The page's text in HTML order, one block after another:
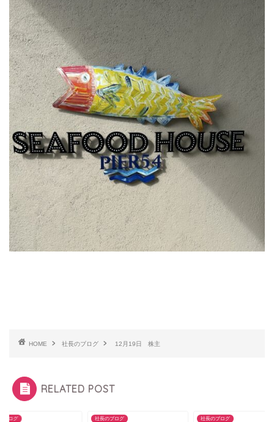
HOME 社長のブログ 12月19日 株主
RELATED POST
ブログ 社長のブログ 社長のブログ